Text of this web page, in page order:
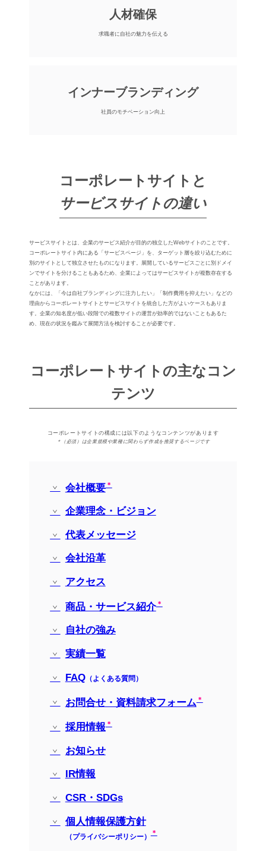
⼈材確保
求職者に⾃社の魅⼒を伝える
インナーブランディング
社員のモチベーション向上
コーポレートサイトと
サービスサイトの違い
サービスサイトとは、企業のサービス紹介が⽬的の独⽴したWebサイトのことです。
コーポレートサイト内にある「サービスページ」を、ターゲット層を絞り込むために
別のサイトとして独⽴させたものになります。展開しているサービスごとに別ドメイ
ンでサイトを分けることもあるため、企業によってはサービスサイトが複数存在する
ことがあります。
なかには、「今は⾃社ブランディングに注⼒したい」「制作費⽤を抑えたい」などの
理由からコーポレートサイトとサービスサイトを統合した方がよいケースもありま
す。企業の知名度が低い段階での複数サイトの運営が効率的ではないこともあるた
め、現在の状況を鑑みて展開⽅法を検討することが必要です。
コーポレートサイトの主なコン
テンツ
コーポレートサイトの構成には以下のようなコンテンツがあります
＊（必須）は企業規模や業種に関わらず作成を推奨するページです
会社概要
企業理念・ビジョン
代表メッセージ
会社沿革
アクセス
商品・サービス紹介
⾃社の強み
実績⼀覧
FAQ（よくある質問）
お問合せ・資料請求フォーム
採⽤情報
お知らせ
IR情報
CSR・SDGs
個⼈情報保護⽅針
（プライバシーポリシー）